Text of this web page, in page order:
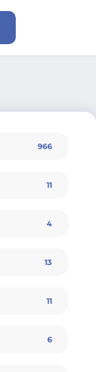
966
11
4
13
11
6